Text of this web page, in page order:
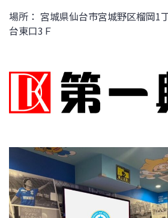
場所： 宮城県仙台市宮城野区榴岡
台東口3Ｆ